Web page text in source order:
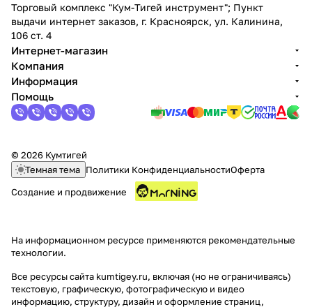
Торговый комплекс "Кум-Тигей инструмент"; Пункт
выдачи интернет заказов, г. Красноярск, ул. Калинина,
106 ст. 4
Интернет-магазин
Компания
Информация
Помощь
© 2026 Кумтигей
Темная тема Политики КонфиденциальностиОферта
Создание и продвижение
На информационном ресурсе применяются рекомендательные
технологии.
Все ресурсы сайта kumtigey.ru, включая (но не ограничиваясь)
текстовую, графическую, фотографическую и видео
информацию, структуру, дизайн и оформление страниц,